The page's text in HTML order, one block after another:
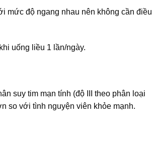
mức độ ngang nhau nên không cần điều
uống liều 1 lần/ngày.
suy tim mạn tính (độ III theo phân loại
so với tình nguyện viên khỏe mạnh.